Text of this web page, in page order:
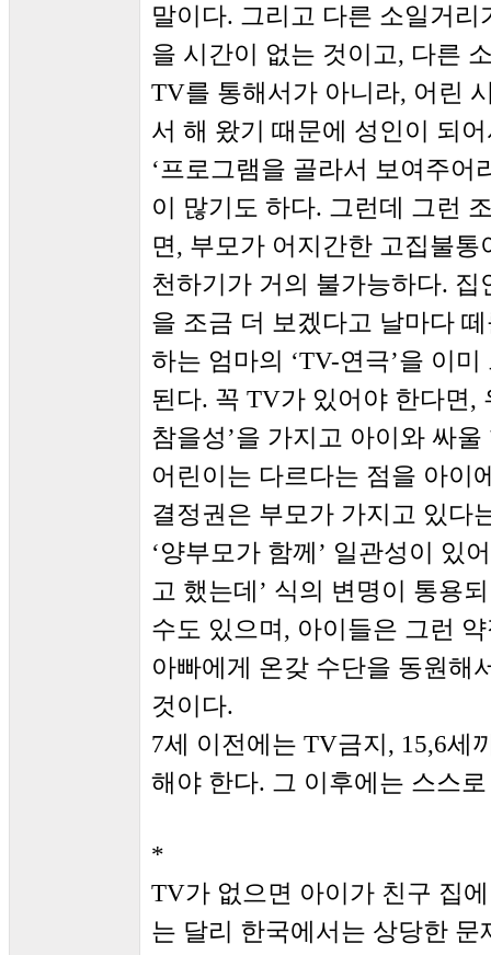
말이다. 그리고 다른 소일거
을 시간이 없는 것이고, 다른
TV를 통해서가 아니라, 어린
서 해 왔기 때문에 성인이 되
‘프로그램을 골라서 보여주어
이 많기도 하다. 그런데 그런
면, 부모가 어지간한 고집불
천하기가 거의 불가능하다.
을 조금 더 보겠다고 날마다
하는 엄마의 ‘TV-연극’을 이
된다. 꼭 TV가 있어야 한다면,
참을성’을 가지고 아이와 싸
어린이는 다르다는 점을 아이
결정권은 부모가 가지고 있다
‘양부모가 함께’ 일관성이 있
고 했는데’ 식의 변명이 통용
수도 있으며, 아이들은 그런
아빠에게 온갖 수단을 동원해
것이다.
7세 이전에는 TV금지, 15,6세
해야 한다. 그 이후에는 스스
*
TV가 없으면 아이가 친구 집
는 달리 한국에서는 상당한